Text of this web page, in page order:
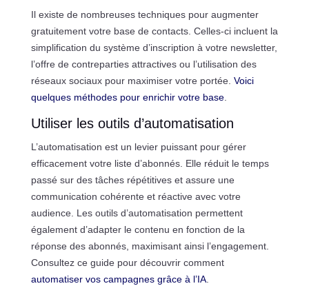
Il existe de nombreuses techniques pour augmenter
gratuitement votre base de contacts. Celles-ci incluent la
simplification du système d’inscription à votre newsletter,
l’offre de contreparties attractives ou l’utilisation des
réseaux sociaux pour maximiser votre portée. Voici
quelques méthodes pour enrichir votre base.
Utiliser les outils d’automatisation
L’automatisation est un levier puissant pour gérer
efficacement votre liste d’abonnés. Elle réduit le temps
passé sur des tâches répétitives et assure une
communication cohérente et réactive avec votre
audience. Les outils d’automatisation permettent
également d’adapter le contenu en fonction de la
réponse des abonnés, maximisant ainsi l’engagement.
Consultez ce guide pour découvrir comment
automatiser vos campagnes grâce à l’IA.